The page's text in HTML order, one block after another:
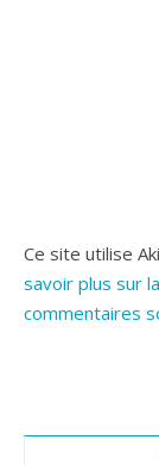
Ce site utilise
savoir plus sur
commentaires